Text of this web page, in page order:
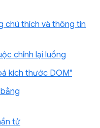
chú thích và thông tin
chỉnh lại luồng
kích thước DOM"
tử